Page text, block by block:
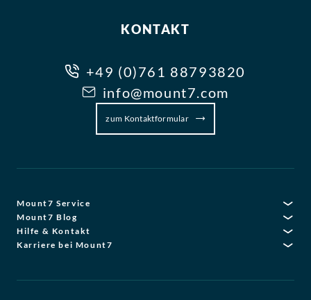
KONTAKT
+49 (0)761 88793820
info@mount7.com
zum Kontaktformular
Mount7 Service
Mount7 Blog
Hilfe & Kontakt
Karriere bei Mount7